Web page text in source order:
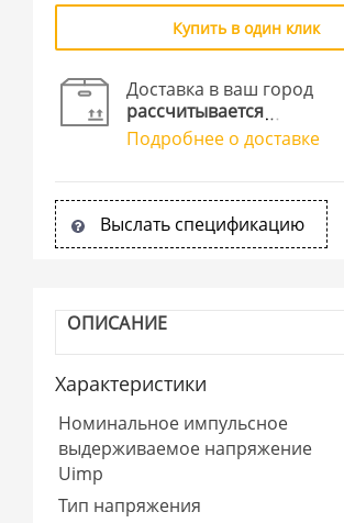
Купить в один клик
Доставка в ваш город
рассчитывается
Подробнее о доставке
Выслать спецификацию
ОПИСАНИЕ
Характеристики
Номинальное импульсное
выдерживаемое напряжение
Uimp
Тип напряжения